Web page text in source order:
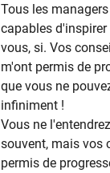
Tous les
capables
vous, si. Vos
m'ont permis de
que vous ne
infiniment !
Vous ne
souvent, mais vos
permis de